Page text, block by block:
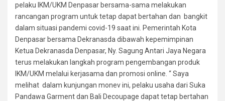
pelaku IKM/UKM Denpasar bersama-sama melakukan
rancangan program untuk tetap dapat bertahan dan bangkit
dalam situasi pandemi covid-19 saat ini. Pemerintah Kota
Denpasar bersama Dekranasda dibawah kepemimpinan
Ketua Dekranasda Denpasar, Ny. Sagung Antari Jaya Negara
terus melakukan langkah program pengembangan produk
IKM/UKM melalui kerjasama dan promosi online. “ Saya
melihat dalam kunjungan monev ini, pelaku usaha dari Suka
Pandawa Garment dan Bali Decoupage dapat tetap bertahan